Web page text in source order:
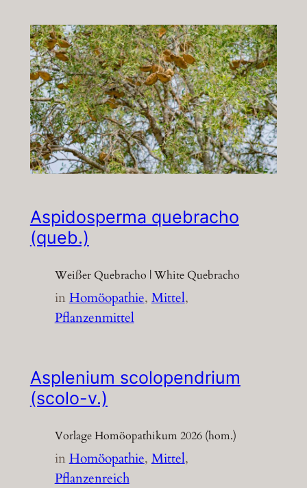
Aspidosperma quebracho
(queb.)
Weißer Quebracho | White Quebracho
inHomöopathie, Mittel
Pflanzenmittel
Asplenium scolopendrium
(scolo-v.)
Vorlage Homöopathikum 2026 (hom.)
inHomöopathie, Mittel
Pflanzenreich